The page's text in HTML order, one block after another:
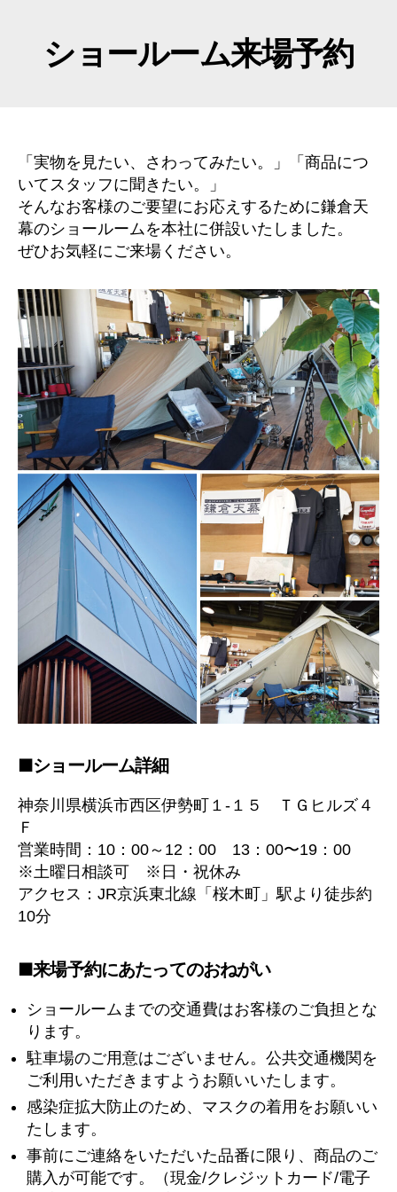
ショールーム来場予約
「実物を見たい、さわってみたい。」「商品につ
いてスタッフに聞きたい。」
そんなお客様のご要望にお応えするために鎌倉天
幕のショールームを本社に併設いたしました。
ぜひお気軽にご来場ください。
■ショールーム詳細
神奈川県横浜市西区伊勢町１-１５ ＴＧヒルズ４
Ｆ
営業時間：10：00～12：00 13：00〜19：00
※土曜日相談可 ※日・祝休み
アクセス：JR京浜東北線「桜木町」駅より徒歩約
10分
■来場予約にあたってのおねがい
ショールームまでの交通費はお客様のご負担とな
ります。
駐車場のご用意はございません。公共交通機関を
ご利用いただきますようお願いいたします。
感染症拡大防止のため、マスクの着用をお願いい
たします。
事前にご連絡をいただいた品番に限り、商品のご
購入が可能です。（現金/クレジットカード/電子